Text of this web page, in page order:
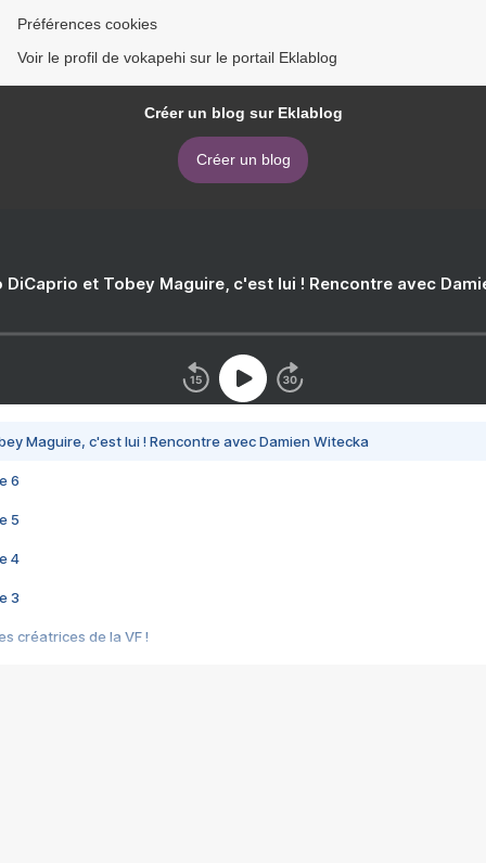
Préférences cookies
Voir le profil de vokapehi sur le portail Eklablog
Créer un blog sur Eklablog
Créer un blog
DiCaprio et Tobey Maguire, c'est lui ! Rencontre avec
Maguire, c'est lui ! Rencontre avec Damien Witecka
6
5
4
3
créatrices de la VF !